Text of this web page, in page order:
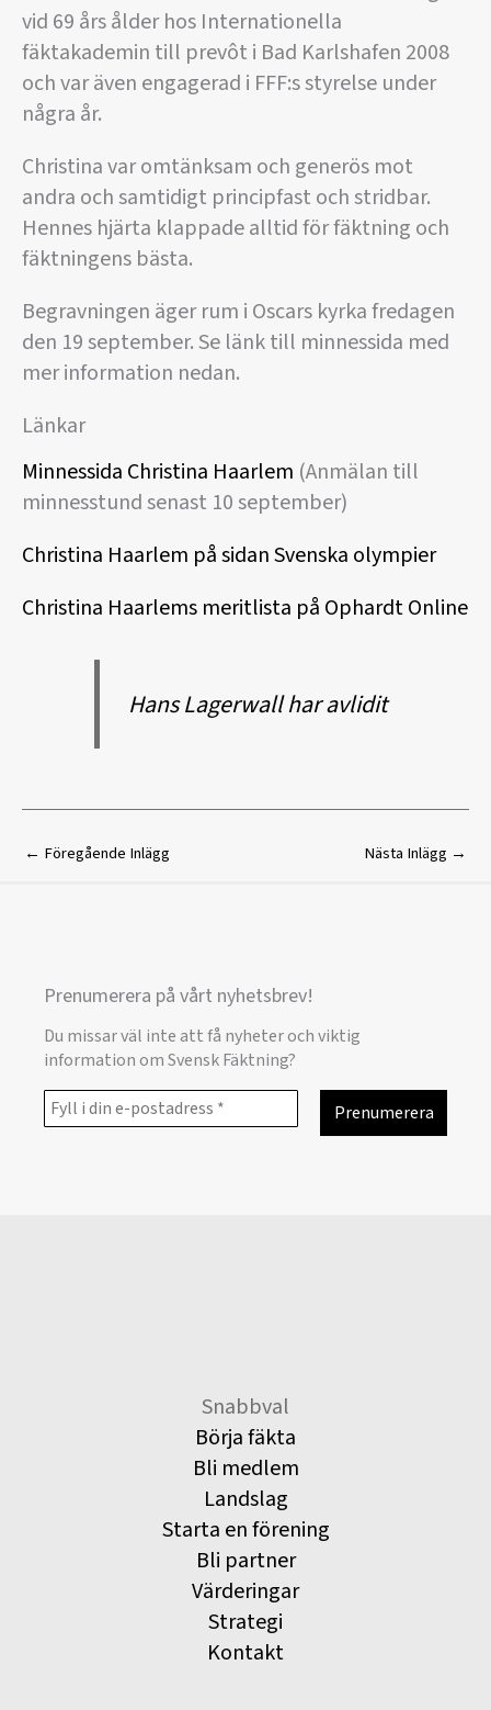
vid 69 års ålder hos Internationella
fäktakademin till prevôt i Bad Karlshafen 2008
och var även engagerad i FFF:s styrelse under
några år.
Christina var omtänksam och generös mot
andra och samtidigt principfast och stridbar.
Hennes hjärta klappade alltid för fäktning och
fäktningens bästa.
Begravningen äger rum i Oscars kyrka fredagen
den 19 september. Se länk till minnessida med
mer information nedan.
Länkar
Minnessida Christina Haarlem (Anmälan till
minnesstund senast 10 september)
Christina Haarlem på sidan Svenska olympier
Christina Haarlems meritlista på Ophardt Online
Hans Lagerwall har avlidit
← Föregående Inlägg Nästa Inlägg →
Prenumerera på vårt nyhetsbrev!
Du missar väl inte att få nyheter och viktig
information om Svensk Fäktning?
Snabbval
Börja fäkta
Bli medlem
Landslag
Starta en förening
Bli partner
Värderingar
Strategi
Kontakt